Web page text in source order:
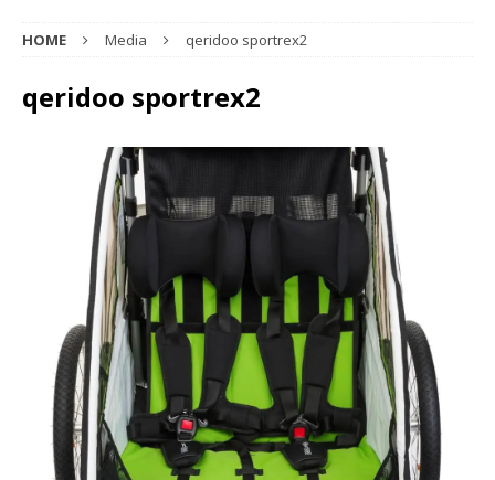
HOME Media qeridoo sportrex2
qeridoo sportrex2